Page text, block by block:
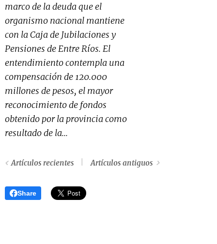
marco de la deuda que el
organismo nacional mantiene
con la Caja de Jubilaciones y
Pensiones de Entre Ríos. El
entendimiento contempla una
compensación de 120.000
millones de pesos, el mayor
reconocimiento de fondos
obtenido por la provincia como
resultado de la...
Artículos recientes Artículos antiguos
Share